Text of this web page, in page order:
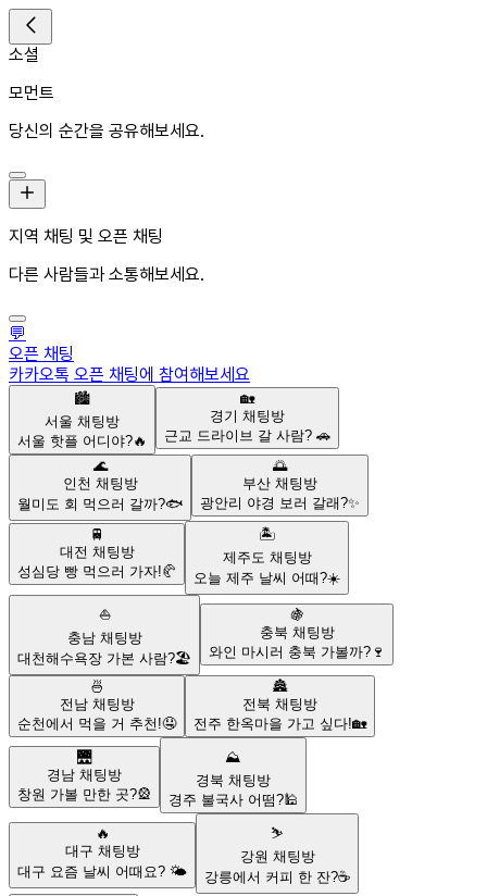
소셜
모먼트
당신의 순간을 공유해보세요.
지역 채팅 및 오픈 채팅
다른 사람들과 소통해보세요.
💬
오픈 채팅
카카오톡 오픈 채팅에 참여해보세요
🏙️
서울 채팅방
서울 핫플 어디야?🔥
🏡
경기 채팅방
근교 드라이브 갈 사람? 🚗
🌊
인천 채팅방
월미도 회 먹으러 갈까?🐟
🌅
부산 채팅방
광안리 야경 보러 갈래?✨
🚆
대전 채팅방
성심당 빵 먹으러 가자!🥐
🏝️
제주도 채팅방
오늘 제주 날씨 어때?☀️
⛵
충남채팅방
대천해수욕장 가본 사람?🏖️
🍇
충북 채팅방
와인 마시러 충북 가볼까?🍷
🍜
전남채팅방
순천에서 먹을 거 추천!🤤
🏯
전북 채팅방
전주 한옥마을 가고 싶다!🏡
🌉
경남 채팅방
창원 가볼 만한 곳?🎡
⛰️
경북 채팅방
경주 불국사 어떰?🕌
🔥
대구 채팅방
대구 요즘 날씨 어때요? 🌤️
⛷️
강원 채팅방
강릉에서 커피 한 잔?☕